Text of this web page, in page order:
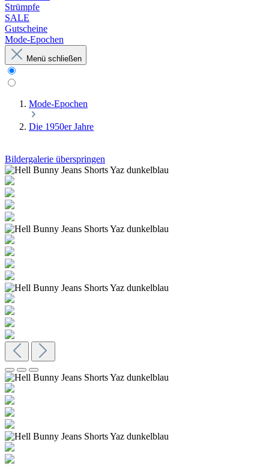
Strümpfe
SALE
Gutscheine
Mode-Epochen
Menü schließen
Mode-Epochen
Die 1950er Jahre
Bildergalerie überspringen